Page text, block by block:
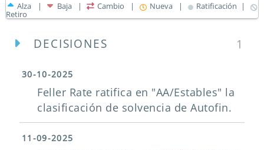
Alza | Baja | Cambio | Nueva | Ratificación |
Retiro
DECISIONES 1
30-10-2025
Feller Rate ratifica en "AA/Estables" la
clasificación de solvencia de Autofin.
11-09-2025